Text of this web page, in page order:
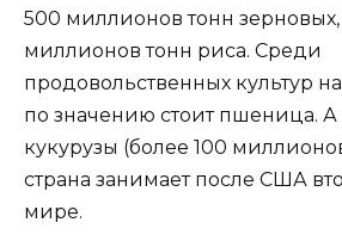
500 миллионов тонн
миллионов тонн риса. Среди
продовольственных культур
по значению стоит пшеница. А
кукурузы (более 100
страна занимает после США
мире.